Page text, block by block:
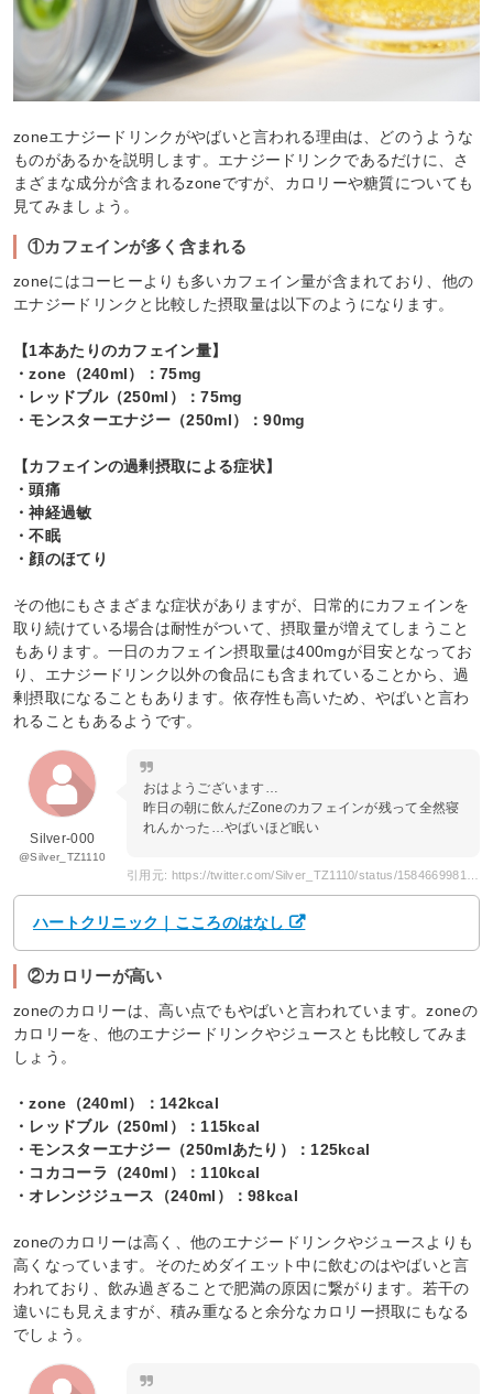
zoneエナジードリンクがやばいと言われる理由は、どのうような
ものがあるかを説明します。エナジードリンクであるだけに、さ
まざまな成分が含まれるzoneですが、カロリーや糖質についても
見てみましょう。
①カフェインが多く含まれる
zoneにはコーヒーよりも多いカフェイン量が含まれており、他の
エナジードリンクと比較した摂取量は以下のようになります。
【1本あたりのカフェイン量】
・zone（240ml）：75mg
・レッドブル（250ml）：75mg
・モンスターエナジー（250ml）：90mg
【カフェインの過剰摂取による症状】
・頭痛
・神経過敏
・不眠
・顔のほてり
その他にもさまざまな症状がありますが、日常的にカフェインを
取り続けている場合は耐性がついて、摂取量が増えてしまうこと
もあります。一日のカフェイン摂取量は400mgが目安となってお
り、エナジードリンク以外の食品にも含まれていることから、過
剰摂取になることもあります。依存性も高いため、やばいと言わ
れることもあるようです。
Silver-000
@Silver_TZ1110
おはようございます…
昨日の朝に飲んだZoneのカフェインが残って全然寝
れんかった…やばいほど眠い
ハートクリニック｜こころのはなし
②カロリーが高い
zoneのカロリーは、高い点でもやばいと言われています。zoneの
カロリーを、他のエナジードリンクやジュースとも比較してみま
しょう。
・zone（240ml）：142kcal
・レッドブル（250ml）：115kcal
・モンスターエナジー（250mlあたり）：125kcal
・コカコーラ（240ml）：110kcal
・オレンジジュース（240ml）：98kcal
zoneのカロリーは高く、他のエナジードリンクやジュースよりも
高くなっています。そのためダイエット中に飲むのはやばいと言
われており、飲み過ぎることで肥満の原因に繋がります。若干の
違いにも見えますが、積み重なると余分なカロリー摂取にもなる
でしょう。